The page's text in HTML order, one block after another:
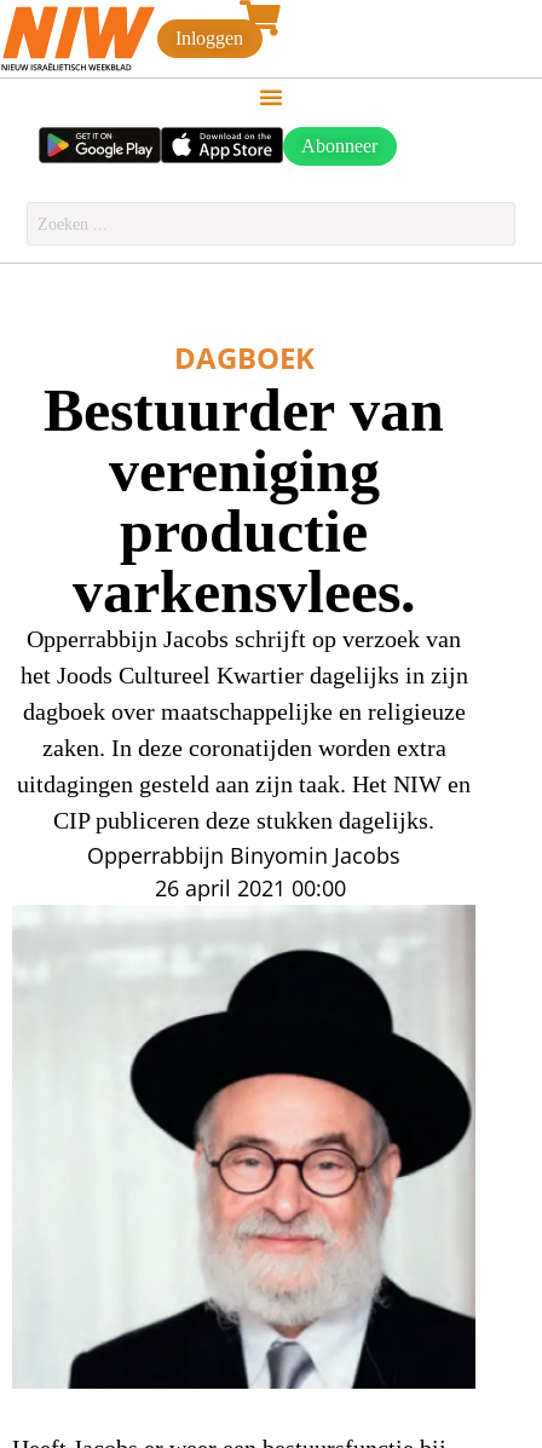
Inloggen
Abonneer
DAGBOEK
Bestuurder van
vereniging
productie
varkensvlees.
Opperrabbijn Jacobs schrijft op verzoek van
het Joods Cultureel Kwartier dagelijks in zijn
dagboek over maatschappelijke en religieuze
zaken. In deze coronatijden worden extra
uitdagingen gesteld aan zijn taak. Het NIW en
CIP publiceren deze stukken dagelijks.
Opperrabbijn Binyomin Jacobs
26 april 2021 00:00